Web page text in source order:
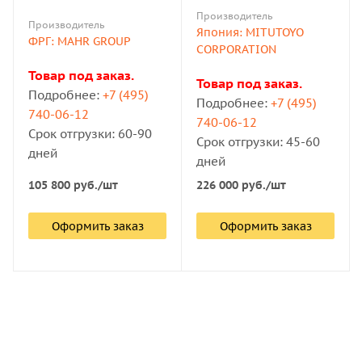
Штативы и стойки — виброизолирующие стенды и
воздушные опоры. Способствуют гашению внешних
вибраций, которые искажают результаты измерений.
Держатели деталей — V-блоки, призмы, ротационные
тиски и центрирующие опоры. Обеспечивают
надёжную фиксацию деталей сложной формы во
время измерения.
Калибровочные эталоны — образцы с
сертифицированным значением шероховатости и
ступенчатые эталоны.
Производитель
ФРГ: MAHR GROUP
Товар под заказ.
Подробнее: +7 (495)
740-06-12
Срок отгрузки: 60-90
дней
105 800 руб./шт
Оформить заказ
Производитель
Япония: MITUTOYO
CORPORATION
Товар под заказ.
Подробнее: +7 (495)
740-06-12
Срок отгрузки: 45-60
дней
226 000 руб./шт
Оформить заказ